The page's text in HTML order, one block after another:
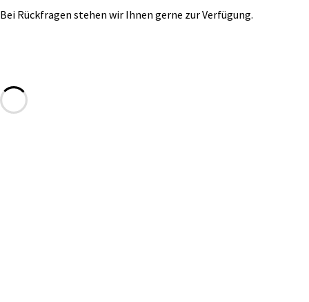
Bei Rückfragen stehen wir Ihnen gerne zur Verfügung.